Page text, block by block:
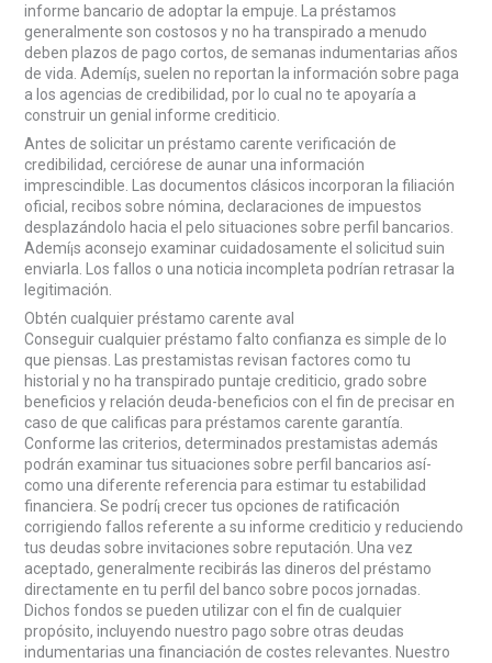
informe bancario de adoptar la empuje. La préstamos
generalmente son costosos y no ha transpirado a menudo
deben plazos de pago cortos, de semanas indumentarias años
de vida. Ademí¡s, suelen no reportan la información sobre paga
a los agencias de credibilidad, por lo cual no te apoyaría a
construir un genial informe crediticio.
Antes de solicitar un préstamo carente verificación de
credibilidad, cerciórese de aunar una información
imprescindible. Las documentos clásicos incorporan la filiación
oficial, recibos sobre nómina, declaraciones de impuestos
desplazándolo hacia el pelo situaciones sobre perfil bancarios.
Ademí¡s aconsejo examinar cuidadosamente el solicitud suin
enviarla. Los fallos o una noticia incompleta podrían retrasar la
legitimación.
Obtén cualquier préstamo carente aval
Conseguir cualquier préstamo falto confianza es simple de lo
que piensas. Las prestamistas revisan factores como tu
historial y no ha transpirado puntaje crediticio, grado sobre
beneficios y relación deuda-beneficios con el fin de precisar en
caso de que calificas para préstamos carente garantía.
Conforme las criterios, determinados prestamistas además
podrán examinar tus situaciones sobre perfil bancarios así­
como una diferente referencia para estimar tu estabilidad
financiera. Se podrí¡ crecer tus opciones de ratificación
corrigiendo fallos referente a su informe crediticio y reduciendo
tus deudas sobre invitaciones sobre reputación. Una vez
aceptado, generalmente recibirás las dineros del préstamo
directamente en tu perfil del banco sobre pocos jornadas.
Dichos fondos se pueden utilizar con el fin de cualquier
propósito, incluyendo nuestro pago sobre otras deudas
indumentarias una financiación de costes relevantes. Nuestro